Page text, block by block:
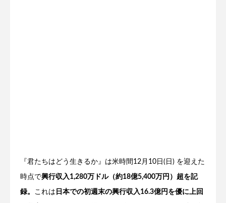
『君たちはどう生きるか』は米時間12月10日(日) を迎えた
時点で興行収入1,280万ドル（約18億5,400万円）超を記
録。 これは 日本での初週末の興行収入16.3億円を優に上回